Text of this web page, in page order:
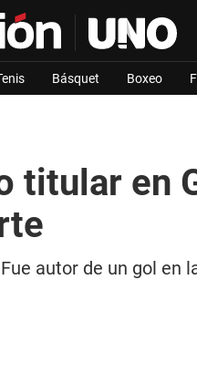
Básquet Boxeo
titular en
autor de un gol